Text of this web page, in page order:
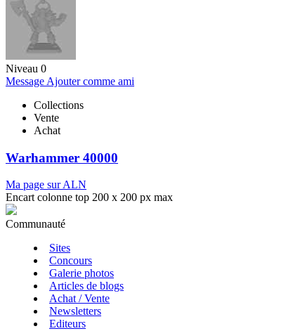
Niveau 0
Message Ajouter comme ami
Collections
Vente
Achat
Warhammer 40000
Ma page sur ALN
Encart colonne top 200 x 200 px max
Communauté
Sites
Concours
Galerie photos
Articles de blogs
Achat / Vente
Newsletters
Editeurs